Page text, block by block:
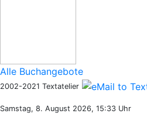
Alle Buchangebote
2002-2021 Textatelier
Samstag, 8. August 2026, 15:33 Uhr